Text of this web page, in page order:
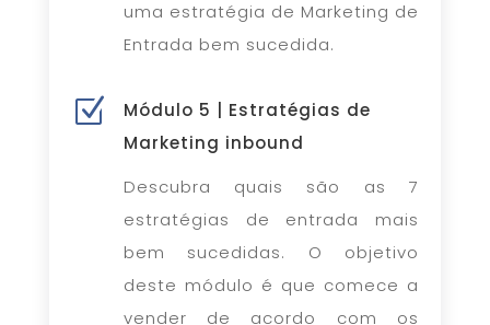
uma estratégia de Marketing de
Entrada bem sucedida.
Z
Módulo 5 | Estratégias de
Marketing inbound
Descubra quais são as 7
estratégias de entrada mais
bem sucedidas. O objetivo
deste módulo é que comece a
vender de acordo com os